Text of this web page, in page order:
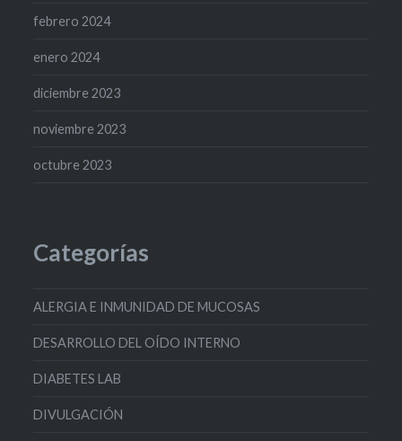
febrero 2024
enero 2024
diciembre 2023
noviembre 2023
octubre 2023
Categorías
ALERGIA E INMUNIDAD DE MUCOSAS
DESARROLLO DEL OÍDO INTERNO
DIABETES LAB
DIVULGACIÓN